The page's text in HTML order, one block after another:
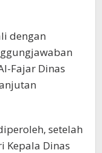
dengan
Fajar Dinas
setelah
Kepala Dinas